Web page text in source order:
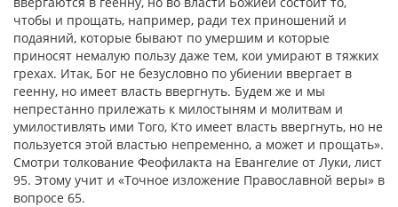
чтобы и прощать, например, ради тех приношений и
подаяний, которые бывают по умершим и которые
приносят немалую пользу даже тем, кои умирают в тяжких
грехах. Итак, Бог не безусловно по убиении ввергает в
геенну, но имеет власть ввергнуть. Будем же и мы
непрестанно прилежать к милостыням и молитвам и
умилостивлять ими Того, Кто имеет власть ввергнуть, но не
пользуется этой властью непременно, а может и прощать».
Смотри толкование Феофилакта на Евангелие от Луки, лист
95. Этому учит и «Точное изложение Православной веры» в
вопросе 65.